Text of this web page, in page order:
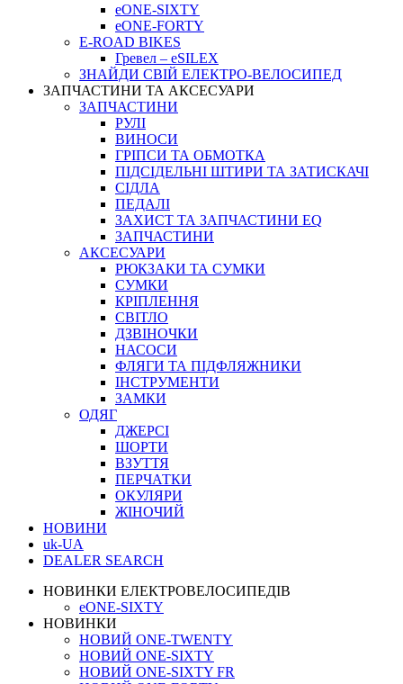
eONE-SIXTY
eONE-FORTY
E-ROAD BIKES
Гревел – eSILEX
ЗНАЙДИ СВІЙ ЕЛЕКТРО-ВЕЛОСИПЕД
ЗАПЧАСТИНИ ТА АКСЕСУАРИ
ЗАПЧАСТИНИ
РУЛІ
ВИНОСИ
ГРІПСИ ТА ОБМОТКА
ПІДСІДЕЛЬНІ ШТИРИ ТА ЗАТИСКАЧІ
СІДЛА
ПЕДАЛІ
ЗАХИСТ ТА ЗАПЧАСТИНИ EQ
ЗАПЧАСТИНИ
АКСЕСУАРИ
РЮКЗАКИ ТА СУМКИ
СУМКИ
КРІПЛЕННЯ
СВІТЛО
ДЗВІНОЧКИ
НАСОСИ
ФЛЯГИ ТА ПІДФЛЯЖНИКИ
ІНСТРУМЕНТИ
ЗАМКИ
ОДЯГ
ДЖЕРСІ
ШОРТИ
ВЗУТТЯ
ПЕРЧАТКИ
ОКУЛЯРИ
ЖІНОЧИЙ
НОВИНИ
uk-UA
DEALER SEARCH
НОВИНКИ ЕЛЕКТРОВЕЛОСИПЕДІВ
eONE-SIXTY
НОВИНКИ
НОВИЙ ONE-TWENTY
НОВИЙ ONE-SIXTY
НОВИЙ ONE-SIXTY FR